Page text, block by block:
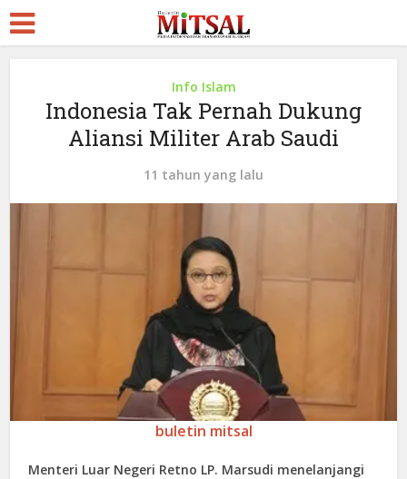
Info Islam
Indonesia Tak Pernah Dukung
Aliansi Militer Arab Saudi
11 tahun yang lalu
buletin mitsal
Menteri Luar Negeri Retno LP. Marsudi menelanjangi